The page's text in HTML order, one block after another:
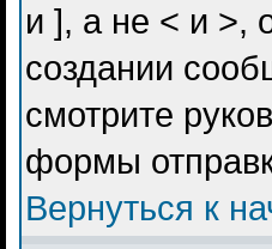
и ], а не < и >,
создании
смотрите
формы
Вернуться к